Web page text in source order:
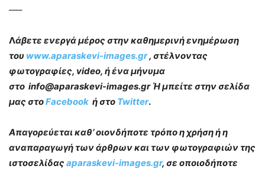
—–
Λάβετε ενεργά μέρος στην καθημερινή ενημέρωση
του www.aparaskevi-images.gr, στέλνοντας
φωτογραφίες, video, ή ένα μήνυμα
στο info@aparaskevi-images.gr Ή μπείτε στην σελίδα
μας στοFacebook ή στο Twitter.
Απαγορεύεται καθ’ οιονδήποτε τρόπο η χρήση ή η
αναπαραγωγή των άρθρων και των φωτογραφιών της
ιστοσελίδας aparaskevi-images.gr, σε οποιοδήποτε